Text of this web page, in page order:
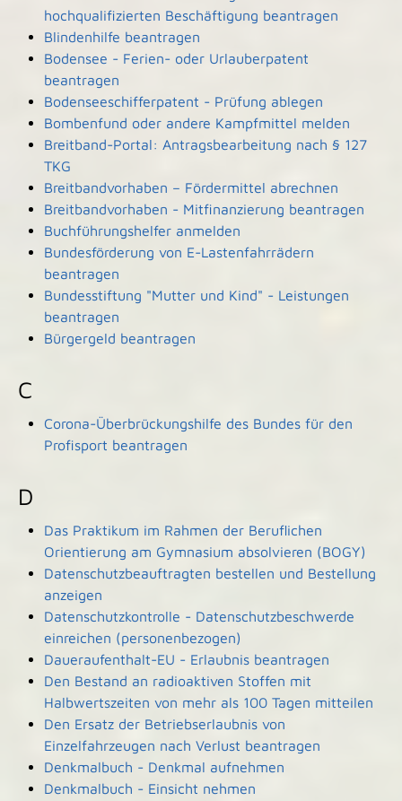
hochqualifizierten Beschäftigung beantragen
Blindenhilfe beantragen
Bodensee - Ferien- oder Urlauberpatent
beantragen
Bodenseeschifferpatent - Prüfung ablegen
Bombenfund oder andere Kampfmittel melden
Breitband-Portal: Antragsbearbeitung nach § 127
TKG
Breitbandvorhaben – Fördermittel abrechnen
Breitbandvorhaben - Mitfinanzierung beantragen
Buchführungshelfer anmelden
Bundesförderung von E-Lastenfahrrädern
beantragen
Bundesstiftung "Mutter und Kind" - Leistungen
beantragen
Bürgergeld beantragen
C
Corona-Überbrückungshilfe des Bundes für den
Profisport beantragen
D
Das Praktikum im Rahmen der Beruflichen
Orientierung am Gymnasium absolvieren (BOGY)
Datenschutzbeauftragten bestellen und Bestellung
anzeigen
Datenschutzkontrolle - Datenschutzbeschwerde
einreichen (personenbezogen)
Daueraufenthalt-EU - Erlaubnis beantragen
Den Bestand an radioaktiven Stoffen mit
Halbwertszeiten von mehr als 100 Tagen mitteilen
Den Ersatz der Betriebserlaubnis von
Einzelfahrzeugen nach Verlust beantragen
Denkmalbuch - Denkmal aufnehmen
Denkmalbuch - Einsicht nehmen